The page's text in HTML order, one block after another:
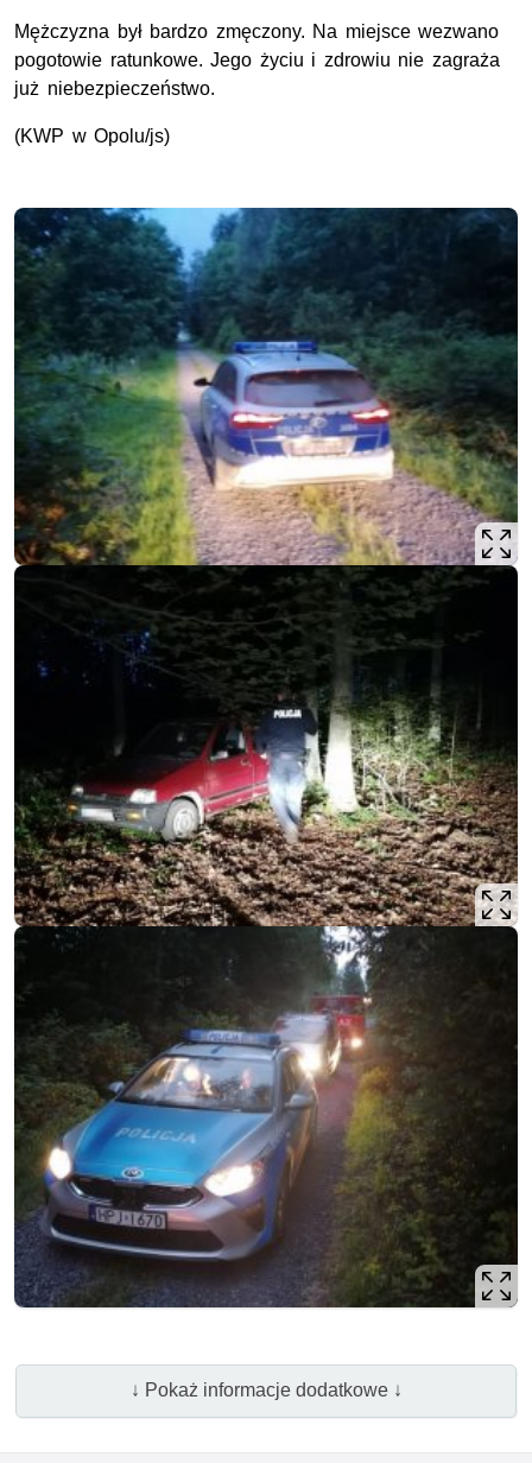
Mężczyzna był bardzo zmęczony. Na miejsce wezwano
pogotowie ratunkowe. Jego życiu i zdrowiu nie zagraża
już niebezpieczeństwo.
(KWP w Opolu/js)
↓ Pokaż informacje dodatkowe ↓